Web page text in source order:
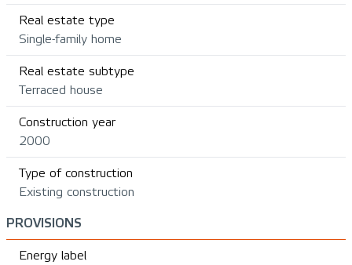
Real estate type
Single-family home
Real estate subtype
Terraced house
Construction year
2000
Type of construction
Existing construction
PROVISIONS
Energy label